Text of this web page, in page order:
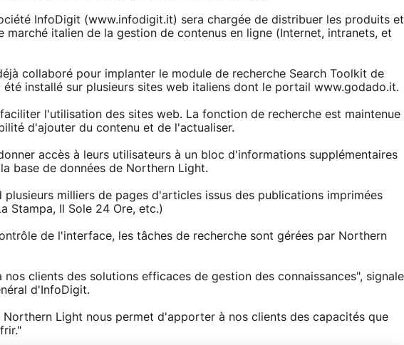
InfoDigit (www.infodigit.it) sera chargée de distribuer les produits et
marché italien de la gestion de contenus en ligne (Internet, intranets, et
collaboré pour implanter le module de recherche Search Toolkit de
installé sur plusieurs sites web italiens dont le portail www.godado.it.
l'utilisation des sites web. La fonction de recherche est maintenue
d'ajouter du contenu et de l'actualiser.
accès à leurs utilisateurs à un bloc d'informations supplémentaires
base de données de Northern Light.
milliers de pages d'articles issus des publications imprimées
Stampa, Il Sole 24 Ore, etc.)
de l'interface, les tâches de recherche sont gérées par Northern
clients des solutions efficaces de gestion des connaissances", signale
d'InfoDigit.
Northern Light nous permet d'apporter à nos clients des capacités que